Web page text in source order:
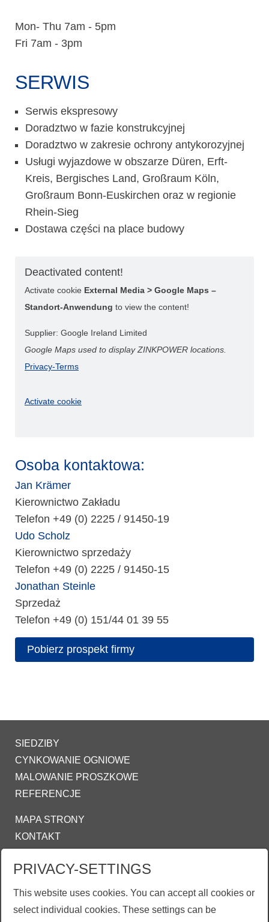
Mon- Thu 7am - 5pm
Fri 7am - 3pm
SERWIS
Serwis ekspresowy
Doradztwo w fazie konstrukcyjnej
Doradztwo w zakresie ochrony antykorozyjnej
Usługi wyjazdowe w obszarze Düren, Erft-
Kreis, Bergisches Land, Großraum Köln,
Großraum Bonn-Euskirchen oraz w regionie
Rhein-Sieg
Dostawa części na place budowy
Deactivated content!
Activate cookie External Media > Google Maps –
Standort-Anwendung to view the content!
Supplier: Google Ireland Limited
Google Maps used to display ZINKPOWER locations.
Privacy-Terms
Activate cookie
Osoba kontaktowa:
Jan Krämer
Kierownictwo Zakładu
Telefon +49 (0) 2225 / 91450-19
Udo Scholz
Kierownictwo sprzedaży
Telefon +49 (0) 2225 / 91450-15
Jonathan Steinle
Sprzedaż
Telefon +49 (0) 151/44 01 39 55
Pobierz prospekt firmy
SIEDZIBY
CYNKOWANIE OGNIOWE
MALOWANIE PROSZKOWE
REFERENCJE
MAPA STRONY
KONTAKT
OŚWIADCZENIE O OCHRONIE DANYCH
COOKIE-SETTINGS
INFO@ZINKPOWER.COM
PRIVACY-SETTINGS
This website uses cookies. You can accept all cookies or
select individual cookies. These settings can be